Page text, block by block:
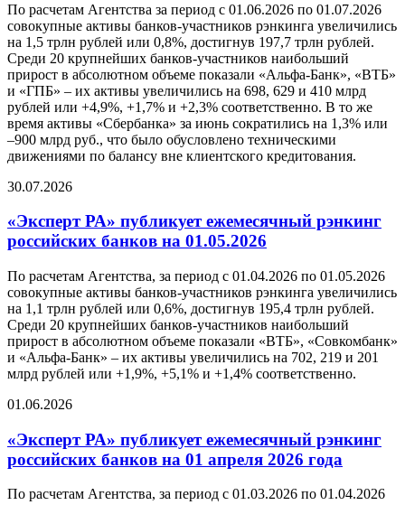
По расчетам Агентства за период с 01.06.2026 по 01.07.2026
совокупные активы банков-участников рэнкинга увеличились
на 1,5 трлн рублей или 0,8%, достигнув 197,7 трлн рублей.
Среди 20 крупнейших банков-участников наибольший
прирост в абсолютном объеме показали «Альфа-Банк», «ВТБ»
и «ГПБ» – их активы увеличились на 698, 629 и 410 млрд
рублей или +4,9%, +1,7% и +2,3% соответственно. В то же
время активы «Сбербанка» за июнь сократились на 1,3% или
–900 млрд руб., что было обусловлено техническими
движениями по балансу вне клиентского кредитования.
30.07.2026
«Эксперт РА» публикует ежемесячный рэнкинг
российских банков на 01.05.2026
По расчетам Агентства, за период с 01.04.2026 по 01.05.2026
совокупные активы банков-участников рэнкинга увеличились
на 1,1 трлн рублей или 0,6%, достигнув 195,4 трлн рублей.
Среди 20 крупнейших банков-участников наибольший
прирост в абсолютном объеме показали «ВТБ», «Совкомбанк»
и «Альфа-Банк» – их активы увеличились на 702, 219 и 201
млрд рублей или +1,9%, +5,1% и +1,4% соответственно.
01.06.2026
«Эксперт РА» публикует ежемесячный рэнкинг
российских банков на 01 апреля 2026 года
По расчетам Агентства, за период с 01.03.2026 по 01.04.2026